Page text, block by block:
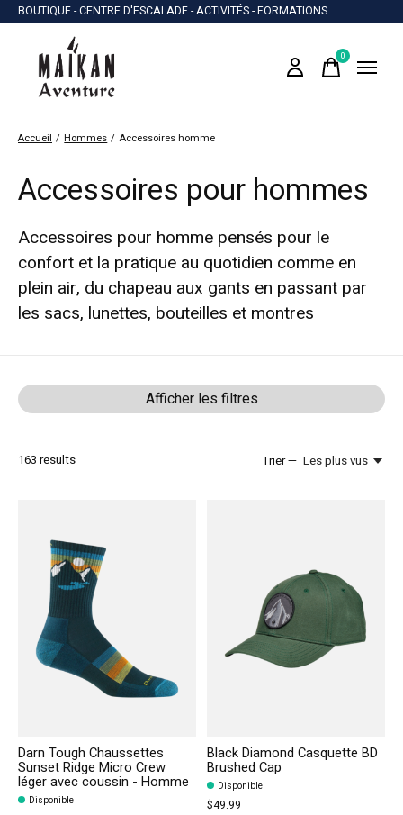
BOUTIQUE - CENTRE D'ESCALADE - ACTIVITÉS - FORMATIONS
0items
Accueil / Hommes / Accessoires homme
Accessoires pour hommes
Accessoires pour homme pensés pour le
confort et la pratique au quotidien comme en
plein air, du chapeau aux gants en passant par
les sacs, lunettes, bouteilles et montres
Afficher les filtres
163 results Trier — Les plus vus
Darn Tough Chaussettes
Sunset Ridge Micro Crew
léger avec coussin - Homme
Disponible
Black Diamond Casquette BD
Brushed Cap
Disponible
$49.99